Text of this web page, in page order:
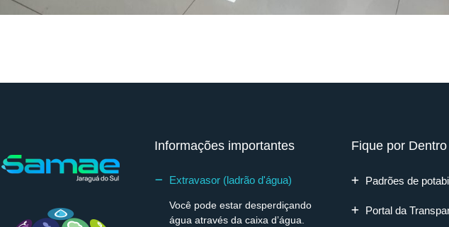
Informações importantes
Extravasor (ladrão d'água)
Você pode estar desperdiçando
água através da caixa d’água.
Fique por Dentro
Padrões de
Portal da